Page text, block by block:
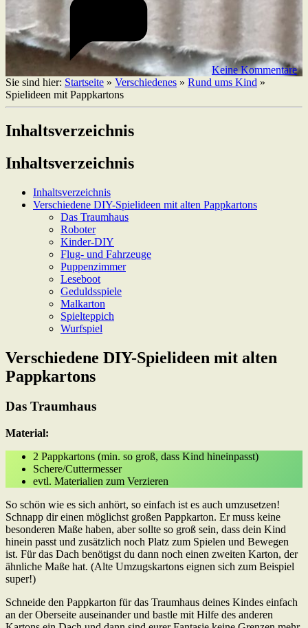
Keine Kommentare
Sie sind hier: Startseite » Verschiedenes » Rund ums Kind »
Spielideen mit Pappkartons
Inhaltsverzeichnis
Inhaltsverzeichnis
Inhaltsverzeichnis
Verschiedene DIY-Spielideen mit alten Pappkartons
Das Traumhaus
Roboter
Kinder-DIY
Flug- und Fahrzeuge
Puppenzimmer
Leseboot
Geduldsspiele
Malkarton
Spielteppich
Wurfspiel
Verschiedene DIY-Spielideen mit alten
Pappkartons
Das Traumhaus
Material:
2 Pappkartons (min. so groß, dass Kind hineinpasst)
Schere/Cuttermesser
evtl. Materialien zum Verzieren
So schön wie es sich anhört, so einfach ist es auch umzusetzen!
Schnapp dir einen möglichst großen Pappkarton. Er muss keine
besonderen Maße haben, aber sollte so groß sein, dass dein Kind
hinein passt und zusätzlich noch Platz zum Spielen und Bewegen
ist. Für das Dach benötigst du dann noch einen zweiten Karton, der
ähnliche Maße hat. (Alte Umzugskartons eignen sich zum Beispiel
super!)
Schneide den Pappkarton für das Traumhaus deines Kindes einfach
an der Oberseite auseinander und bastle mit Hilfe des anderen